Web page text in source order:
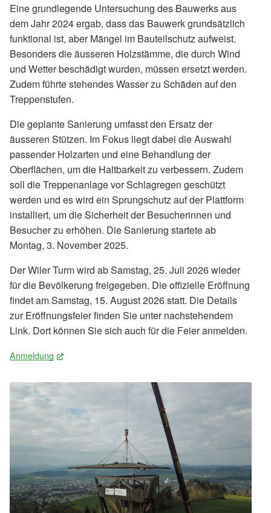
Eine grundlegende Untersuchung des Bauwerks aus
dem Jahr 2024 ergab, dass das Bauwerk grundsätzlich
funktional ist, aber Mängel im Bauteilschutz aufweist.
Besonders die äusseren Holzstämme, die durch Wind
und Wetter beschädigt wurden, müssen ersetzt werden.
Zudem führte stehendes Wasser zu Schäden auf den
Treppenstufen.
Die geplante Sanierung umfasst den Ersatz der
äusseren Stützen. Im Fokus liegt dabei die Auswahl
passender Holzarten und eine Behandlung der
Oberflächen, um die Haltbarkeit zu verbessern. Zudem
soll die Treppenanlage vor Schlagregen geschützt
werden und es wird ein Sprungschutz auf der Plattform
installiert, um die Sicherheit der Besucherinnen und
Besucher zu erhöhen. Die Sanierung startete ab
Montag, 3. November 2025.
Der Wiler Turm wird ab Samstag, 25. Juli 2026 wieder
für die Bevölkerung freigegeben. Die offizielle Eröffnung
findet am Samstag, 15. August 2026 statt. Die Details
zur Eröffnungsfeier finden Sie unter nachstehendem
Link. Dort können Sie sich auch für die Feier anmelden.
Anmeldung (External Link)